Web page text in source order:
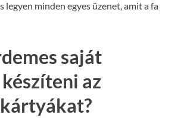
legyen minden egyes üzenet, amit a fa
saját
az